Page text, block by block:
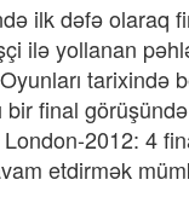
ilk dəfə olaraq
ilə yollanan
tarixində
final
2012: 4
etdirmək